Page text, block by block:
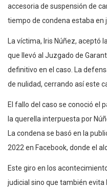
accesoria de suspensión de
tiempo de condena estaba en
La víctima, Iris Núñez, aceptó
que llevó al Juzgado de
definitivo en el caso. La
de nulidad, cerrando así este
El fallo del caso se conoció el
la querella interpuesta por
La condena se basó en la
2022 en Facebook, donde el
Este giro en los
judicial sino que también evita